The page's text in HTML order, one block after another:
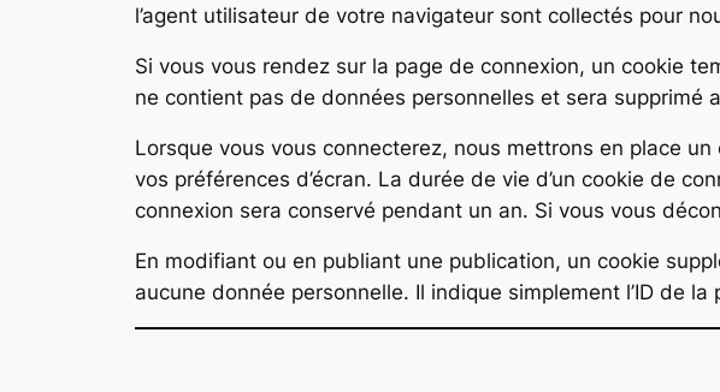
l’agent utilisateur de votre navigateur sont collectés pour
Si vous vous rendez sur la page de connexion, un cookie
ne contient pas de données personnelles et sera
Lorsque vous vous connecterez, nous mettrons en place
vos préférences d’écran. La durée de vie d’un cookie de
connexion sera conservé pendant un an. Si vous vous
En modifiant ou en publiant une publication, un cookie
aucune donnée personnelle. Il indique simplement l’ID de